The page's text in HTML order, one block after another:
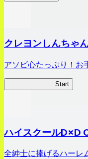
クレヨンしんちゃ
アソビ心たっぷり！お
Start
ハイスクール
全紳士に捧げるハーレ